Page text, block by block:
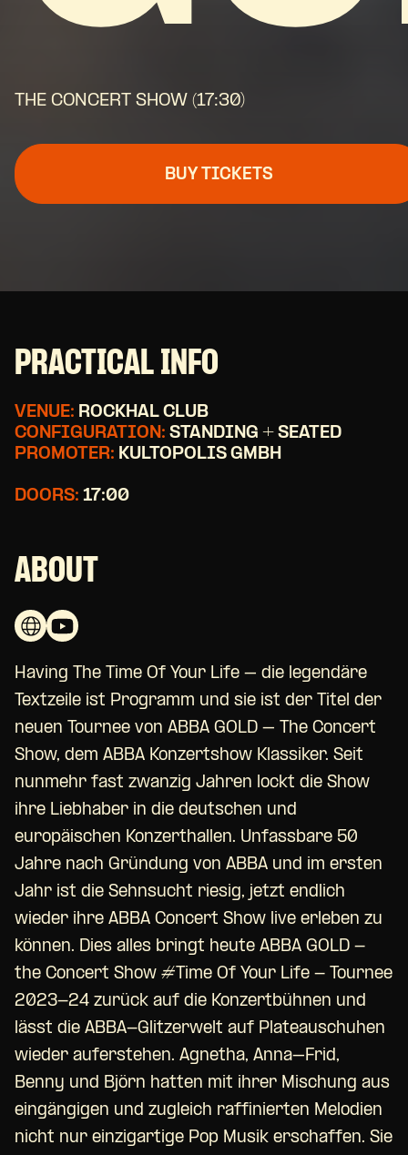
THE CONCERT SHOW (17:30)
BUY TICKETS
PRACTICAL INFO
VENUE: ROCKHAL CLUB
CONFIGURATION: STANDING + SEATED
PROMOTER: KULTOPOLIS GMBH
DOORS: 17:00
ABOUT
Having The Time Of Your Life – die legendäre
Textzeile ist Programm und sie ist der Titel der
neuen Tournee von ABBA GOLD – The Concert
Show, dem ABBA Konzertshow Klassiker. Seit
nunmehr fast zwanzig Jahren lockt die Show
ihre Liebhaber in die deutschen und
europäischen Konzerthallen. Unfassbare 50
Jahre nach Gründung von ABBA und im ersten
Jahr ist die Sehnsucht riesig, jetzt endlich
wieder ihre ABBA Concert Show live erleben zu
können. Dies alles bringt heute ABBA GOLD -
the Concert Show #Time Of Your Life - Tournee
2023-24 zurück auf die Konzertbühnen und
lässt die ABBA-Glitzerwelt auf Plateauschuhen
wieder auferstehen. Agnetha, Anna–Frid,
Benny und Björn hatten mit ihrer Mischung aus
eingängigen und zugleich raffinierten Melodien
nicht nur einzigartige Pop Musik erschaffen. Sie